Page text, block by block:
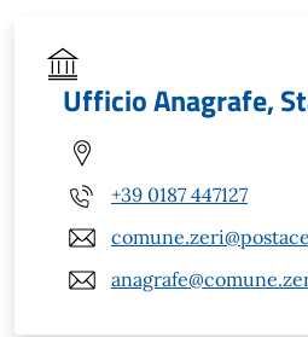
Ufficio Anagrafe,
+39 0187 447127